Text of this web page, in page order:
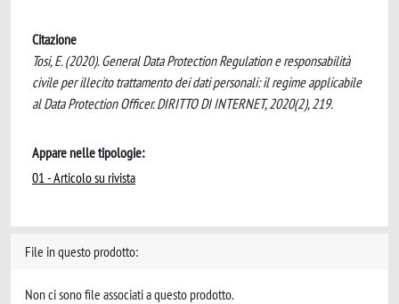
Citazione
Tosi, E. (2020). General Data Protection Regulation e responsabilità
civile per illecito trattamento dei dati personali: il regime applicabile
al Data Protection Officer. DIRITTO DI INTERNET, 2020(2), 219.
Appare nelle tipologie:
01 - Articolo su rivista
File in questo prodotto:
Non ci sono file associati a questo prodotto.